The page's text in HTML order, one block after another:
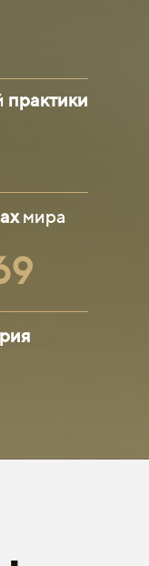
практики
мира